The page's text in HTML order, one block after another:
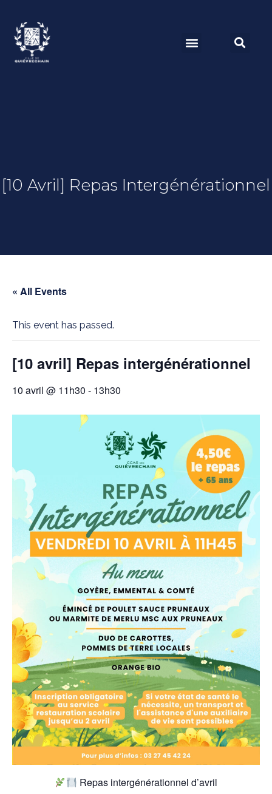
[10 Avril] Repas Intergénérationnel
« All Events
This event has passed.
[10 avril] Repas intergénérationnel
10 avril @ 11h30 - 13h30
Repas intergénérationnel d’avril